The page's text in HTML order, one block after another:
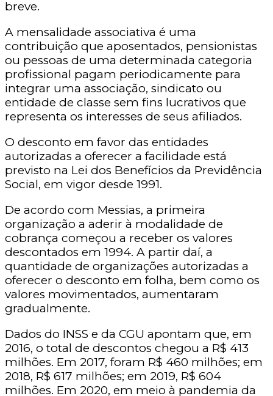
breve.
A mensalidade associativa é uma
contribuição que aposentados, pensionistas
ou pessoas de uma determinada categoria
profissional pagam periodicamente para
integrar uma associação, sindicato ou
entidade de classe sem fins lucrativos que
representa os interesses de seus afiliados.
O desconto em favor das entidades
autorizadas a oferecer a facilidade está
previsto na Lei dos Benefícios da Previdência
Social, em vigor desde 1991.
De acordo com Messias, a primeira
organização a aderir à modalidade de
cobrança começou a receber os valores
descontados em 1994. A partir daí, a
quantidade de organizações autorizadas a
oferecer o desconto em folha, bem como os
valores movimentados, aumentaram
gradualmente.
Dados do INSS e da CGU apontam que, em
2016, o total de descontos chegou a R$ 413
milhões. Em 2017, foram R$ 460 milhões; em
2018, R$ 617 milhões; em 2019, R$ 604
milhões. Em 2020, em meio à pandemia da